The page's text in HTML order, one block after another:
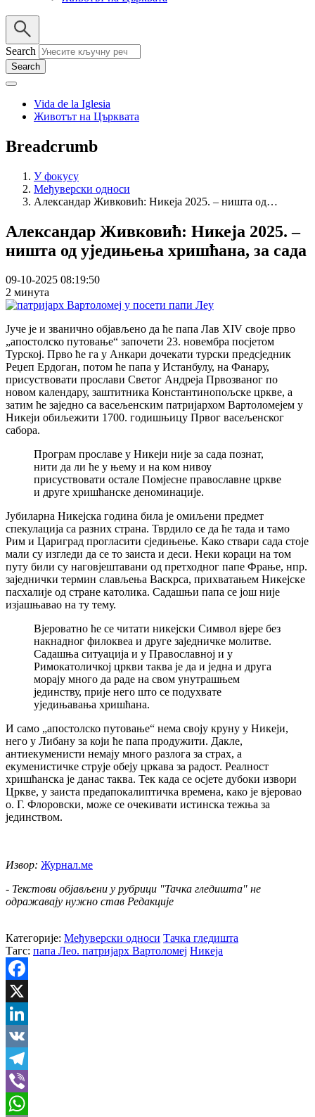
Search
Vida de la Iglesia
Животът на Църквата
Breadcrumb
У фокусу
Међуверски односи
Александар Живковић: Никеја 2025. – ништа од…
Александар Живковић: Никеја 2025. –
ништа од уједињења хришћана, за сада
09-10-2025 08:19:50
2 минута
Јуче је и званично објављено да ће папа Лав XIV своје прво
„апостолско путовање“ започети 23. новембра посјетом
Турској. Прво ће га у Анкари дочекати турски предсједник
Реџеп Ердоган, потом ће папа у Истанбулу, на Фанару,
присуствовати прослави Светог Андреја Првозваног по
новом календару, заштитника Константинопољске цркве, а
затим ће заједно са васељенским патријархом Вартоломејем у
Никеји обиљежити 1700. годишњицу Првог васељенског
сабора.
Програм прославе у Никеји није за сада познат,
нити да ли ће у њему и на ком нивоу
присуствовати остале Помјесне православне цркве
и друге хришћанске деноминације.
Јубиларна Никејска година била је омиљени предмет
спекулација са разних страна. Тврдило се да ће тада и тамо
Рим и Цариград прогласити сједињење. Како ствари сада стоје
мали су изгледи да се то заиста и деси. Неки кораци на том
путу били су наговјештавани од претходног папе Фрање, нпр.
заједнички термин слављења Васкрса, прихватањем Никејске
пасхалије од стране католика. Садашњи папа се још није
изјашњавао на ту тему.
Вјероватно ће се читати никејски Символ вјере без
накнадног филоквеа и друге заједничке молитве.
Садашња ситуација и у Православној и у
Римокатоличкој цркви таква је да и једна и друга
морају много да раде на свом унутрашњем
јединству, прије него што се подухвате
уједињавања хришћана.
И само „апостолско путовање“ нема своју круну у Никеји,
него у Либану за који ће папа продужити. Дакле,
антиекуменисти немају много разлога за страх, а
екуменистичке струје обеју цркава за радост. Реалност
хришћанска је данас таква. Тек када се осјете дубоки извори
Цркве, у заиста предапокалиптичка времена, како је вјеровао
о. Г. Флоровски, може се очекивати истинска тежња за
јединством.
Извор: Журнал.ме
- Текстови објављени у рубрици "Тачка гледишта" не
одражавају нужно став Редакције
Категорије: Међуверски односи Тачка гледишта
Тагс: папа Лео. патријарх Вартоломеј Никеја
Facebook
X
LinkedIn
VK
Telegram
Viber